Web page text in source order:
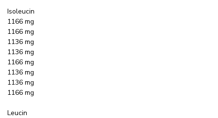
Isoleucin
1166 mg
1166 mg
1136 mg
1136 mg
1166 mg
1136 mg
1136 mg
1166 mg
Leucin